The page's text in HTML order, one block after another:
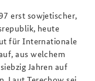
erst sowjetischer,
heute
für Internationale
aus welchem
Jahren auf